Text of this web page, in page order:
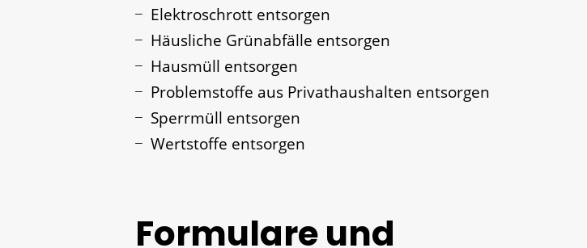
Elektroschrott entsorgen
Häusliche Grünabfälle entsorgen
Hausmüll entsorgen
Problemstoffe aus Privathaushalten entsorgen
Sperrmüll entsorgen
Wertstoffe entsorgen
Formulare und